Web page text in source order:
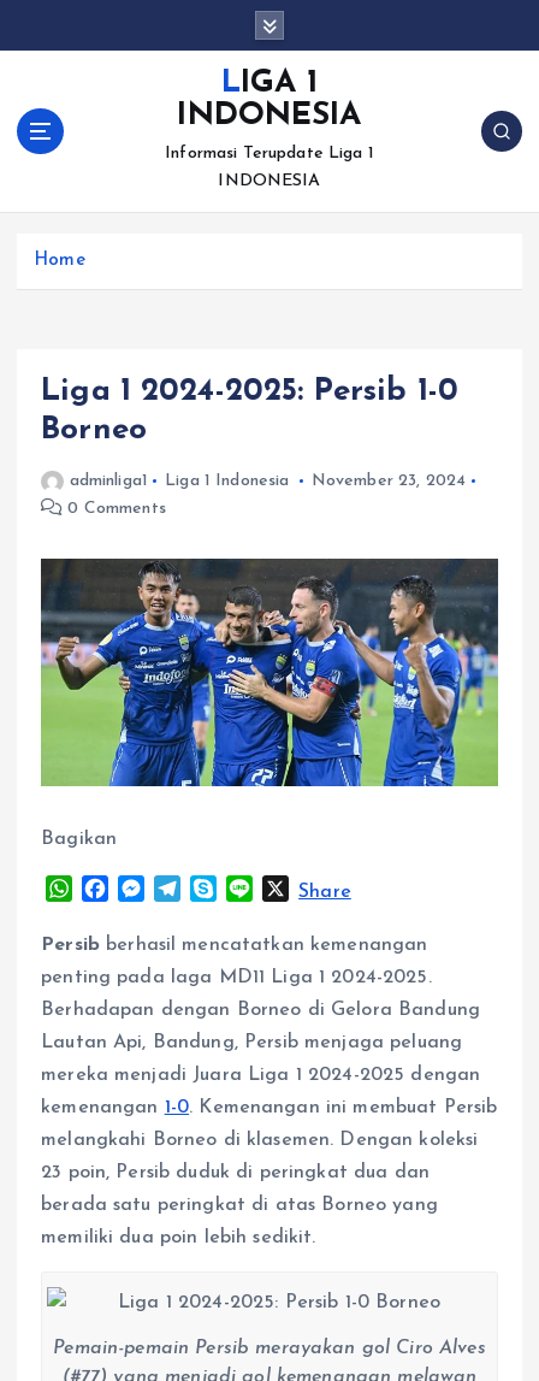
LIGA 1
INDONESIA
Informasi Terupdate Liga 1
INDONESIA
Home
Liga 1 2024-2025: Persib 1-0
Borneo
adminliga1 Liga 1 Indonesia
November 23, 2024
0 Comments
Bagikan
W
a
t
A
p
p
c
o
o
k
M
s
s
n
g
e
r
T
l
r
a
m
y
p
n
e
XShare
Persibberhasil mencatatkan kemenangan
penting pada laga MD11 Liga 1 2024-2025.
Berhadapan dengan Borneo di Gelora Bandung
Lautan Api, Bandung, Persib menjaga peluang
mereka menjadi Juara Liga 1 2024-2025 dengan
kemenangan 1-0. Kemenangan ini membuat Persib
melangkahi Borneo di klasemen. Dengan koleksi
23 poin, Persib duduk di peringkat dua dan
berada satu peringkat di atas Borneo yang
memiliki dua poin lebih sedikit.
Pemain-pemain Persib merayakan gol Ciro Alves
(#77) yang menjadi gol kemenangan melawan